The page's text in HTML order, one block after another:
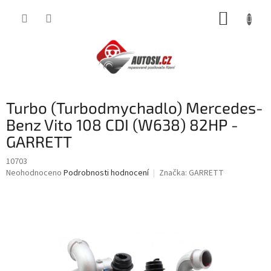
Turbo (Turbodmychadlo) Mercedes-
Benz Vito 108 CDI (W638) 82HP -
GARRETT
10703
Průměrné
Neohodnoceno Podrobnosti hodnocení Značka: GARRETT